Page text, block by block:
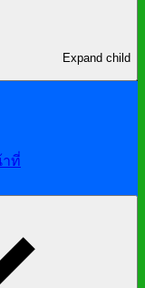
Expand child
ที่